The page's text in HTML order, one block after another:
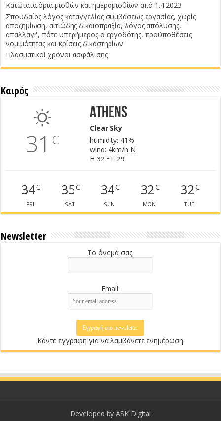
Κατώτατα όρια μισθών και ημερομισθίων από 1.4.2023
Σπουδαίος λόγος καταγγελίας συμβάσεως εργασίας, χωρίς
αποζημίωση, αιτιώδης δικαιοπραξία, λόγος απόλυσης,
απαλλαγή, πότε υπερήμερος ο εργοδότης, προϋποθέσεις
νομιμότητας και κρίσεις δικαστηρίων
Πλασματικοί χρόνοι ασφάλισης
Καιρός
31 C
Athens
Clear Sky
humidity: 41%
wind: 4km/h N
H 32 • L 29
34C
FRI
35C
SAT
34C
SUN
32C
MON
32C
TUE
Newsletter
Το όνομά σας:
Email:
Κάντε εγγραφή για να λαμβάνετε ενημέρωση
Developed by ASK Digital